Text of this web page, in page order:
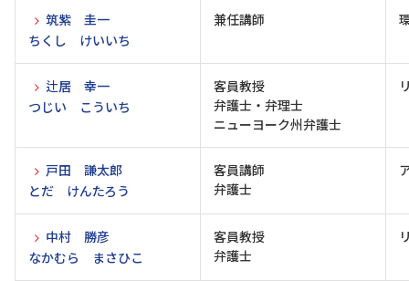
筑紫 圭一
ちくし けいいち
兼任講師
辻居 幸一
つじい こういち
客員教授
弁護士・弁理士
ニューヨーク州弁護士
戸田 謙太郎
とだ けんたろう
客員講師
弁護士
中村 勝彦
なかむら まさひこ
客員教授
弁護士